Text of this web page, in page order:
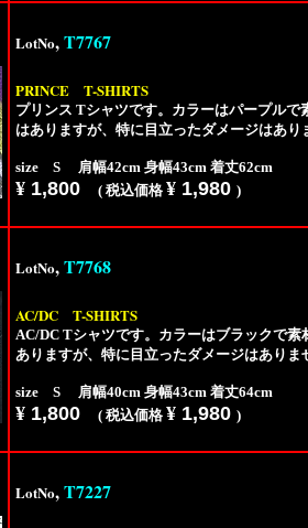
LotNo,T7767
PRINCE T-SHIRTS
プリンス Tシャツです。カラーはパープル
はありますが、特に目立ったダメージはあり
size S 肩幅42cm 身幅43cm 着丈62cm
¥ 1,800 ( 税込価格 ¥ 1,980 )
LotNo,T7768
AC/DC T-SHIRTS
AC/DC Tシャツです。カラーはブラックで
ありますが、特に目立ったダメージはありま
size S 肩幅40cm 身幅43cm 着丈64cm
¥ 1,800 ( 税込価格 ¥ 1,980 )
LotNo,T7227